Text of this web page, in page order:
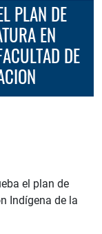
EN
DE
el plan de
Indígena de la